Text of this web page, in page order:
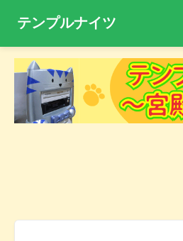
テンプルナイツ